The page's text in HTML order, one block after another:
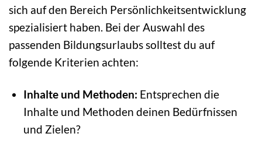
sich auf den Bereich Persönlichkeitsentwicklung
spezialisiert haben. Bei der Auswahl des
passenden Bildungsurlaubs solltest du auf
folgende Kriterien achten:
Inhalte und Methoden: Entsprechen die
Inhalte und Methoden deinen Bedürfnissen
und Zielen?